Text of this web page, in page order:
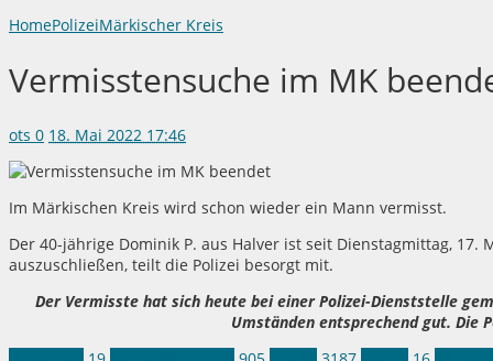
HomePolizeiMärkischer Kreis
Vermisstensuche im MK
ots 0 18. Mai 2022 17:46
Im Märkischen Kreis wird schon wieder ein Mann vermisst.
Der 40-jährige Dominik P. aus Halver ist seit Dienstagmittag,
auszuschließen, teilt die Polizei besorgt mit.
Der Vermisste hat sich heute bei einer Polizei-Dienststelle
Umständen entsprechend gut. Die